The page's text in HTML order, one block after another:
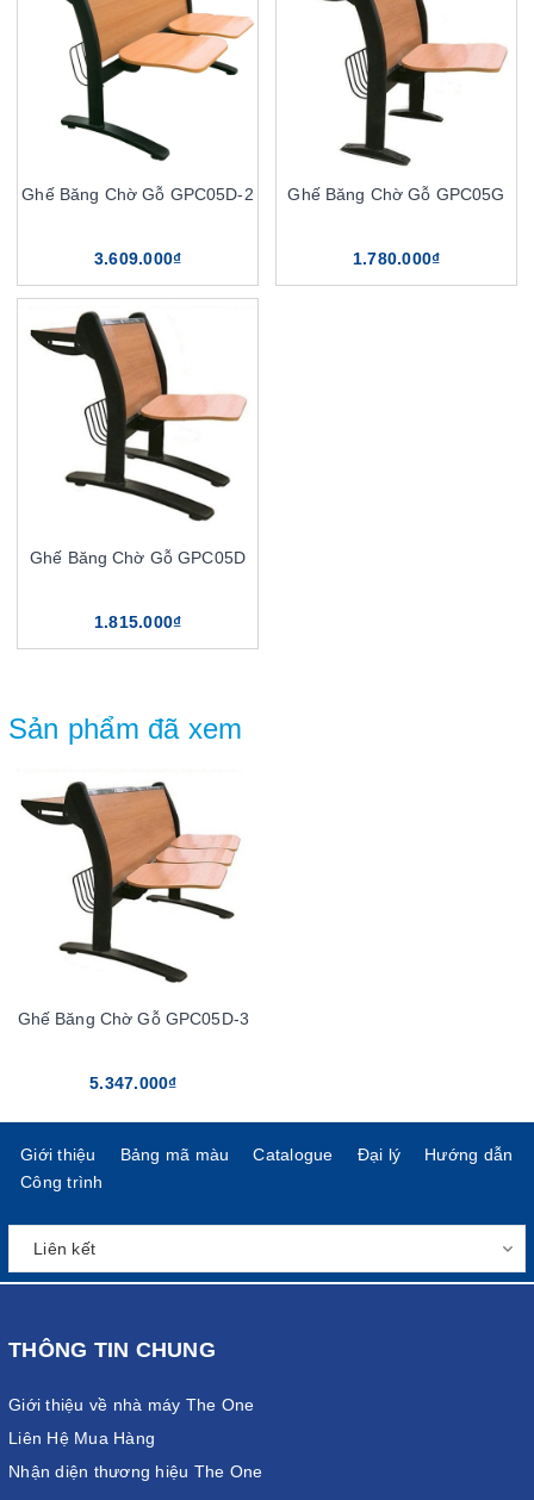
Ghế Băng Chờ Gỗ GPC05D-2
3.609.000₫
Ghế Băng Chờ Gỗ GPC05G
1.780.000₫
Ghế Băng Chờ Gỗ GPC05D
1.815.000₫
Sản phẩm đã xem
Ghế Băng Chờ Gỗ GPC05D-3
5.347.000₫
Giới thiệu Bảng mã màu Catalogue Đại lý
Hướng dẫn
Công trình
THÔNG TIN CHUNG
Giới thiệu về nhà máy The One
Liên Hệ Mua Hàng
Nhận diện thương hiệu The One